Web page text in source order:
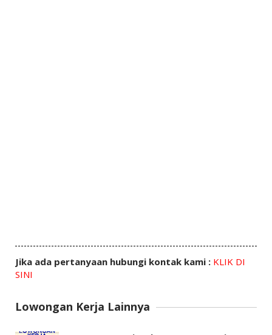
Jika ada pertanyaan hubungi kontak kami : KLIK DI
SINI
Lowongan Kerja Lainnya